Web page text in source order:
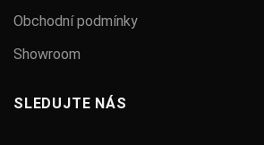
Obchodní podmínky
Showroom
SLEDUJTE NÁS